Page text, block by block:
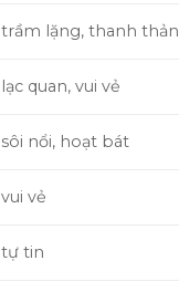
trầm lặng, thanh thản
lạc quan, vui vẻ
sôi nổi, hoạt bát
vui vẻ
tự tin